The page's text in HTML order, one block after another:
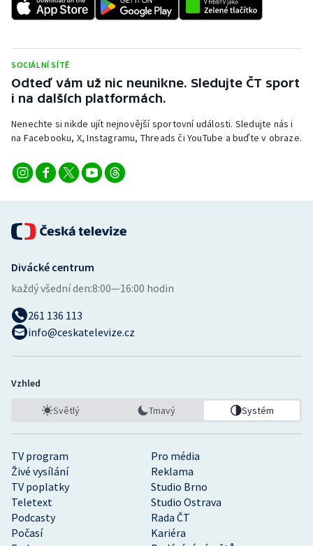
Plavání
Ragby
Rychlobruslení
Rychlostní kanoistika
Short track
Stolní tenis
Veslování
Volejbal
Ostatní
SOCIÁLNÍ SÍTĚ
Odteď vám už nic neunikne. Sledujte ČT sport
i na dalších platformách.
Nenechte si nikde ujít nejnovější sportovní události. Sledujte nás i
na Facebooku, X, Instagramu, Threads či YouTube a buďte v obraze.
TV program
Pro média
Živé vysílání
Reklama
TV poplatky
Studio Brno
Teletext
Studio Ostrava
Podcasty
Rada ČT
Počasí
Kariéra
Divácké centrum
každý všední den:8:00—16:00 hodin
261 136 113
info@ceskatelevize.cz
Vzhled
Světlý Tmavý Systém